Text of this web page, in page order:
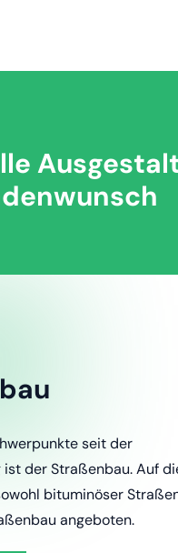
seit der
ist der Straßenbau. Auf
bituminöser
angeboten.